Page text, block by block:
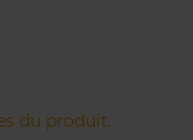
du produit.